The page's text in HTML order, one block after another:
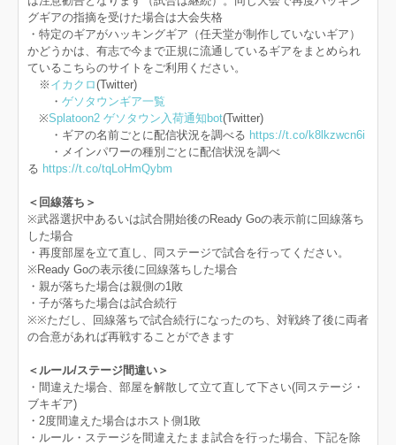
グギアの指摘を受けた場合は大会失格
・特定のギアがハッキングギア（任天堂が制作していないギア）
かどうかは、有志で今まで正規に流通しているギアをまとめられ
ているこちらのサイトをご利用ください。
※ イカクロ(Twitter)
・ ゲソタウンギア一覧
※Splatoon2 ゲソタウン入荷通知bot(Twitter)
・ギアの名前ごとに配信状況を調べる https://t.co/k8lkzwcn6i
・メインパワーの種別ごとに配信状況を調べ
る https://t.co/tqLoHmQybm
＜回線落ち＞
※武器選択中あるいは試合開始後のReady Goの表示前に回線落ち
した場合
・再度部屋を立て直し、同ステージで試合を行ってください。
※Ready Goの表示後に回線落ちした場合
・親が落ちた場合は親側の1敗
・子が落ちた場合は試合続行
※※ただし、回線落ちで試合続行になったのち、対戦終了後に両者
の合意があれば再戦することができます
＜ルール/ステージ間違い＞
・間違えた場合、部屋を解散して立て直して下さい(同ステージ・
ブキギア)
・2度間違えた場合はホスト側1敗
・ルール・ステージを間違えたまま試合を行った場合、下記を除